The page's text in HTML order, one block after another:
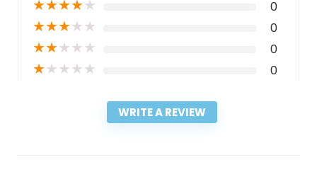
★★★★★ 0
★★★★★ 0
★★★★★ 0
★★★★★ 0
WRITE A REVIEW